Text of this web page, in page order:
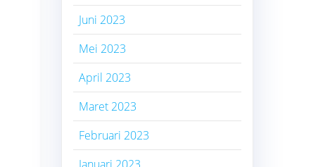
Juni 2023
Mei 2023
April 2023
Maret 2023
Februari 2023